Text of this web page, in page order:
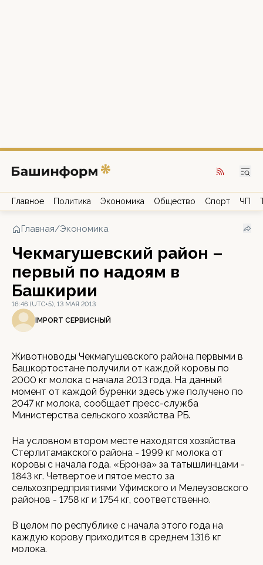
Главное Политика Экономика Общество Спорт ЧП
Главная/Экономика
Чекмагушевский район –
первый по надоям в
Башкирии
16:46 (UTC+5), 13 МАЯ 2013
IMPORT СЕРВИСНЫЙ
Животноводы Чекмагушевского района первыми в
Башкортостане получили от каждой коровы по
2000 кг молока с начала 2013 года. На данный
момент от каждой буренки здесь уже получено по
2047 кг молока, сообщает пресс-служба
Министерства сельского хозяйства РБ.
На условном втором месте находятся хозяйства
Стерлитамакского района - 1999 кг молока от
коровы с начала года. «Бронза» за татышлинцами -
1843 кг. Четвертое и пятое место за
сельхозпредприятиями Уфимского и Мелеузовского
районов - 1758 кг и 1754 кг, соответственно.
В целом по республике с начала этого года на
каждую корову приходится в среднем 1316 кг
молока.